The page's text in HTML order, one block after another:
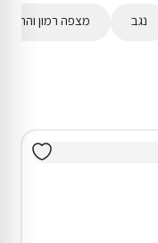
נגב מצפה רמון והר